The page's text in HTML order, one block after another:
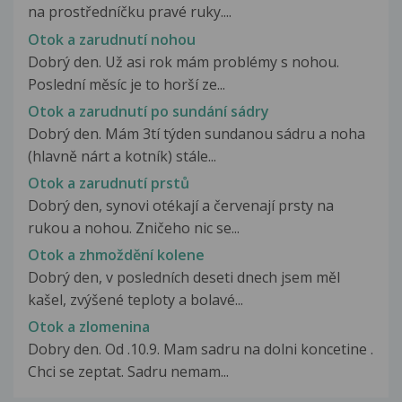
na prostředníčku pravé ruky....
Otok a zarudnutí nohou
Dobrý den. Už asi rok mám problémy s nohou.
Poslední měsíc je to horší ze...
Otok a zarudnutí po sundání sádry
Dobrý den. Mám 3tí týden sundanou sádru a noha
(hlavně nárt a kotník) stále...
Otok a zarudnutí prstů
Dobrý den, synovi otékají a červenají prsty na
rukou a nohou. Zničeho nic se...
Otok a zhmoždění kolene
Dobrý den, v posledních deseti dnech jsem měl
kašel, zvýšené teploty a bolavé...
Otok a zlomenina
Dobry den. Od .10.9. Mam sadru na dolni koncetine .
Chci se zeptat. Sadru nemam...